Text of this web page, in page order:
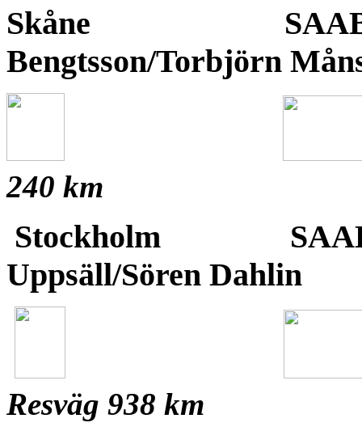
Skåne SAAB
Bengtsson/Torbjörn
240 km
Stockholm
Uppsäll/Sören
Resväg 938 km